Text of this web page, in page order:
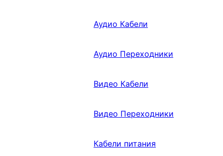
Аудио Кабели
Аудио Переходники
Видео Кабели
Видео Переходники
Кабели питания